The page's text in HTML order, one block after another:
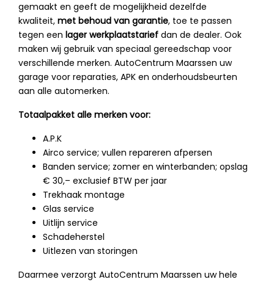
gemaakt en geeft de mogelijkheid dezelfde
kwaliteit, met behoud van garantie, toe te passen
tegen een lager werkplaatstarief dan de dealer. Ook
maken wij gebruik van speciaal gereedschap voor
verschillende merken. AutoCentrum Maarssen uw
garage voor reparaties, APK en onderhoudsbeurten
aan alle automerken.
Totaalpakket alle merken voor:
A.P.K
Airco service; vullen repareren afpersen
Banden service; zomer en winterbanden; opslag
€ 30,– exclusief BTW per jaar
Trekhaak montage
Glas service
Uitlijn service
Schadeherstel
Uitlezen van storingen
Daarmee verzorgt AutoCentrum Maarssen uw hele